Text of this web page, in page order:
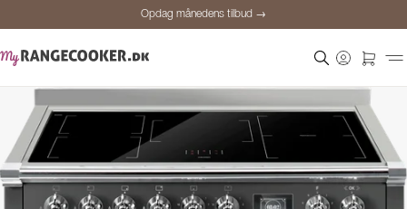
Opdag månedens tilbud →
Personlig rådgivning
Opdag månedens tilbud →